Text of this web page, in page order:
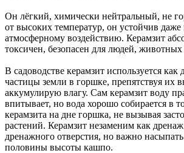
Он лёгкий, химически нейтральный, не
от высоких температур, он устойчив
атмосферному воздействию. Керамзит
токсичен, безопасен для людей, животных
В садоводстве керамзит используется как
частицы земли в горшке, препятствуя их
аккумулирую влагу. Сам керамзит воду
впитывает, но вода хорошо собирается в
керамзита на дне горшка, не вызывая
растений. Керамзит незаменим как
дренажного отверстия, но важно
половины высоты кашпо.